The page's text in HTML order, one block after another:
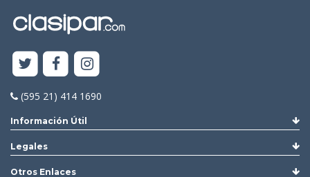
(595 21) 414 1690
Información Útil
Legales
Otros Enlaces